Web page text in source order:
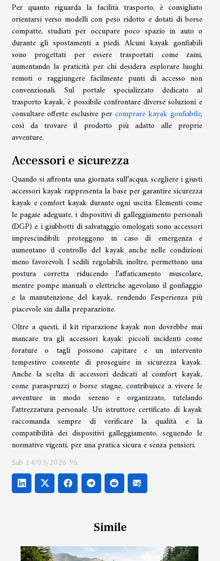
Per quanto riguarda la facilità trasporto, è consigliato
orientarsi verso modelli con peso ridotto e dotati di borse
compatte, studiati per occupare poco spazio in auto o
durante gli spostamenti a piedi. Alcuni kayak gonfiabili
sono progettati per essere trasportati come zaini,
aumentando la praticità per chi desidera esplorare luoghi
remoti o raggiungere facilmente punti di accesso non
convenzionali. Sul portale specializzato dedicato al
trasporto kayak, è possibile confrontare diverse soluzioni e
consultare offerte esclusive per comprare kayak gonfiabile,
così da trovare il prodotto più adatto alle proprie
avventure.
Accessori e sicurezza
Quando si affronta una giornata sull’acqua, scegliere i giusti
accessori kayak rappresenta la base per garantire sicurezza
kayak e comfort kayak durante ogni uscita. Elementi come
le pagaie adeguate, i dispositivi di galleggiamento personali
(DGP) e i giubbotti di salvataggio omologati sono accessori
imprescindibili: proteggono in caso di emergenza e
aumentano il controllo del kayak anche nelle condizioni
meno favorevoli. I sedili regolabili, inoltre, permettono una
postura corretta riducendo l’affaticamento muscolare,
mentre pompe manuali o elettriche agevolano il gonfiaggio
e la manutenzione del kayak, rendendo l’esperienza più
piacevole sin dalla preparazione.
Oltre a questi, il kit riparazione kayak non dovrebbe mai
mancare tra gli accessori kayak: piccoli incidenti come
forature o tagli possono capitare e un intervento
tempestivo consente di proseguire in sicurezza kayak.
Anche la scelta di accessori dedicati al comfort kayak,
come paraspruzzi o borse stagne, contribuisce a vivere le
avventure in modo sereno e organizzato, tutelando
l’attrezzatura personale. Un istruttore certificato di kayak
raccomanda sempre di verificare la qualità e la
compatibilità dei dispositivi galleggiamento, seguendo le
normative vigenti, per una pratica sicura e senza pensieri.
Sab 14/03/2026 9h
Simile